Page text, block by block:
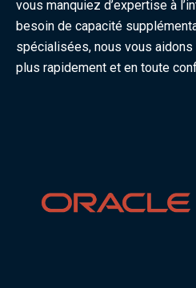
vous manquiez d’expertise à
besoin de capacité
spécialisées, nous vous
plus rapidement et en toute